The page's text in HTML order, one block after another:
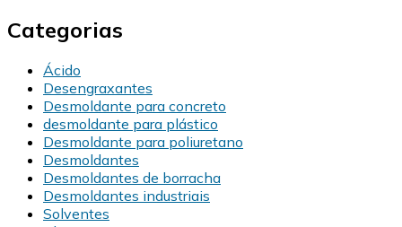
Categorias
Ácido
Desengraxantes
Desmoldante para concreto
desmoldante para plástico
Desmoldante para poliuretano
Desmoldantes
Desmoldantes de borracha
Desmoldantes industriais
Solventes